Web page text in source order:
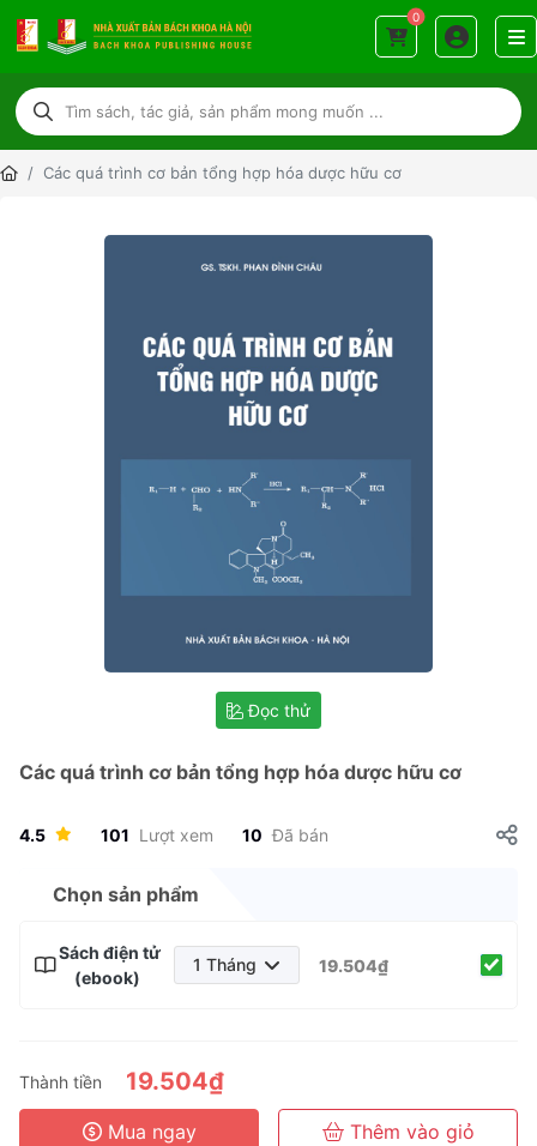
0
Các quá trình cơ bản tổng hợp hóa dược hữu cơ
Đọc thử
Các quá trình cơ bản tổng hợp hóa dược hữu cơ
4.5 101 Lượt xem 10 Đã bán
Chọn sản phẩm
Sách điện tử
(ebook)
1 Tháng
6 Tháng
3 Năm
19.504₫
Thành tiền 19.504₫
Mua ngay Thêm vào giỏ